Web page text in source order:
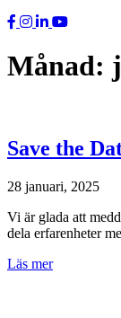
Månad:
Save the
28 januari, 2025
Vi är glada att
dela erfarenheter
Läs merabout